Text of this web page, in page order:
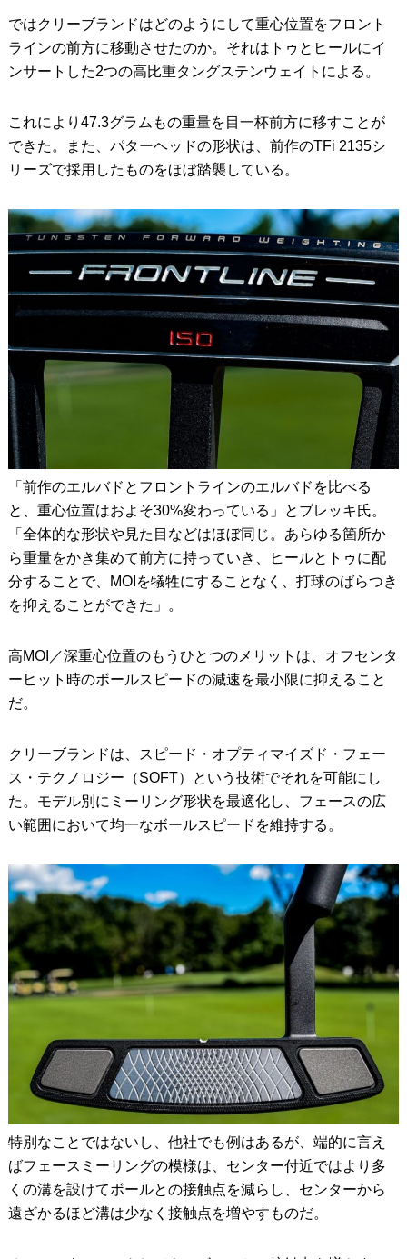
ではクリーブランドはどのようにして重心位置をフロント
ラインの前方に移動させたのか。それはトゥとヒールにイ
ンサートした2つの高比重タングステンウェイトによる。
これにより47.3グラムもの重量を目一杯前方に移すことが
できた。また、パターヘッドの形状は、前作のTFi 2135シ
リーズで採用したものをほぼ踏襲している。
「前作のエルバドとフロントラインのエルバドを比べる
と、重心位置はおよそ30%変わっている」とブレッキ氏。
「全体的な形状や見た目などはほぼ同じ。あらゆる箇所か
ら重量をかき集めて前方に持っていき、ヒールとトゥに配
分することで、MOIを犠牲にすることなく、打球のばらつき
を抑えることができた」。
高MOI／深重心位置のもうひとつのメリットは、オフセンタ
ーヒット時のボールスピードの減速を最小限に抑えること
だ。
クリーブランドは、スピード・オプティマイズド・フェー
ス・テクノロジー（SOFT）という技術でそれを可能にし
た。モデル別にミーリング形状を最適化し、フェースの広
い範囲において均一なボールスピードを維持する。
特別なことではないし、他社でも例はあるが、端的に言え
ばフェースミーリングの模様は、センター付近ではより多
くの溝を設けてボールとの接触点を減らし、センターから
遠ざかるほど溝は少なく接触点を増やすものだ。